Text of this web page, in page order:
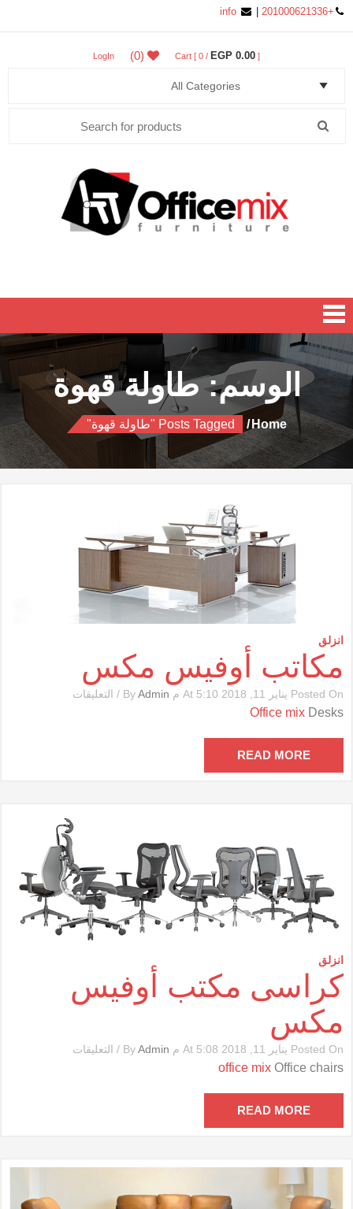
+201000621336
Cart [ 0 / 0.00 EGP ]
(0)
LogIn
Search
الوسم:طاولة قهوة
Home Posts Tagged "طاولة قهوة"
انزلق
مكاتب أوفيس مكس
Posted On يناير 11, 2018 At 5:10 م By Admin
/ التعليقات
Office mix Desks
READ MORE
انزلق
كراسى مكتب أوفيس
مكس
Posted On يناير 11, 2018 At 5:08 م By Admin
/ التعليقات
office mixOffice chairs
READ MORE